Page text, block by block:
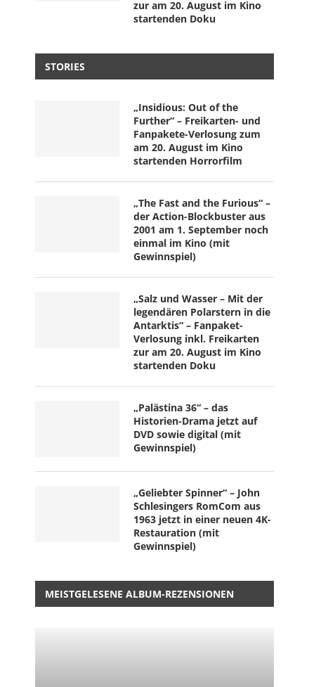
zur am 20. August im Kino
startenden Doku
STORIES
„Insidious: Out of the
Further“ – Freikarten- und
Fanpakete-Verlosung zum
am 20. August im Kino
startenden Horrorfilm
„The Fast and the Furious“ –
der Action-Blockbuster aus
2001 am 1. September noch
einmal im Kino (mit
Gewinnspiel)
„Salz und Wasser – Mit der
legendären Polarstern in die
Antarktis“ – Fanpaket-
Verlosung inkl. Freikarten
zur am 20. August im Kino
startenden Doku
„Palästina 36“ – das
Historien-Drama jetzt auf
DVD sowie digital (mit
Gewinnspiel)
„Geliebter Spinner“ – John
Schlesingers RomCom aus
1963 jetzt in einer neuen 4K-
Restauration (mit
Gewinnspiel)
MEISTGELESENE ALBUM-REZENSIONEN